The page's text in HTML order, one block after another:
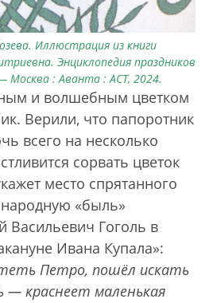
Иллюстрация из книги
Энциклопедия праздников
Москва : Аванта : АСТ, 2024.
и волшебным цветком
Верили, что папоротник
всего на несколько
сорвать цветок
место спрятанного
народную «быль»
Васильевич Гоголь в
Ивана Купала»:
Петро, пошёл искать
— краснеет маленькая